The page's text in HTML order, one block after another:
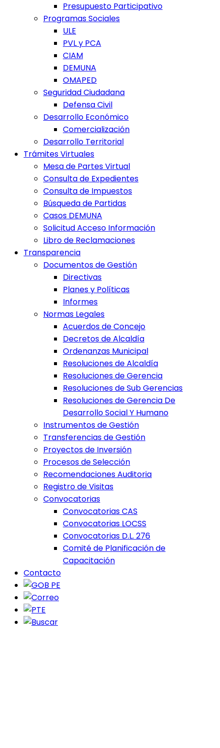
Presupuesto Participativo
Programas Sociales
ULE
PVL y PCA
CIAM
DEMUNA
OMAPED
Seguridad Ciudadana
Defensa Civil
Desarrollo Económico
Comercialización
Desarrollo Territorial
Trámites Virtuales
Mesa de Partes Virtual
Consulta de Expedientes
Consulta de Impuestos
Búsqueda de Partidas
Casos DEMUNA
Solicitud Acceso Información
Libro de Reclamaciones
Transparencia
Documentos de Gestión
Directivas
Planes y Políticas
Informes
Normas Legales
Acuerdos de Concejo
Decretos de Alcaldía
Ordenanzas Municipal
Resoluciones de Alcaldía
Resoluciones de Gerencia
Resoluciones de Sub Gerencias
Resoluciones de Gerencia De
Desarrollo Social Y Humano
Instrumentos de Gestión
Transferencias de Gestión
Proyectos de Inversión
Procesos de Selección
Recomendaciones Auditoria
Registro de Visitas
Convocatorias
Convocatorias CAS
Convocatorias LOCSS
Convocatorias D.L. 276
Comité de Planificación de
Capacitación
Contacto